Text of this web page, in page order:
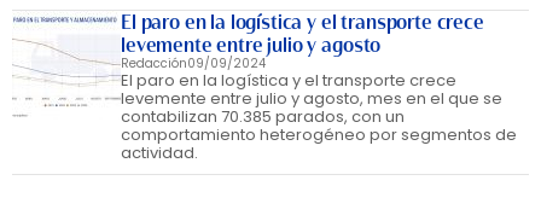
El paro en la logística y el transporte crece
levemente entre julio y agosto
Redacción09/09/2024
El paro en la logística y el transporte crece
levemente entre julio y agosto, mes en el que se
contabilizan 70.385 parados, con un
comportamiento heterogéneo por segmentos de
actividad.